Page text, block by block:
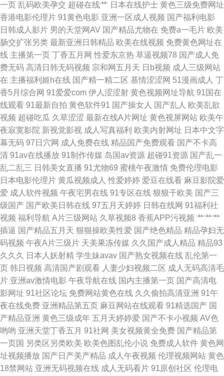
免费产品绘合精品综合 91社在线看 五月蜜桃涩涩瓷 豆花成人网站在线观看
91麻豆视屏 后入长腿a 人人妻人人色91 成人免费 91爱爱社区欧美女同 黄色
欧美日韩 91超碰在线内射 男人手机ab天堂 97资源站在线 伪娘TS 91香蕉伊
人 波多野结衣先锋影音 瑟色人妻 亚洲拍拍拍 在线不卡av小电影 91操操网站
91麻豆竹菊国产精品一级 91色黑人在线播放 91社区入口 92传媒 avtt导航 岛
国色情资源 91传媒网 91苏州视频在线观看 东方成人Av片在线 国产性爱AV
九九久久九99 久久精品天堂视频 麻豆性爱网 日本乱码 99精品性爱视频 国产
精品午夜啪啪视频 久久91视频宅宅 成人网人妻久合 日韩一级网站 五月天色
色播 91nAV片 91美女国产 91探花福利视频 国产95视频 男人天堂社区5月天
欧州A片 日韩欧美色图 91福利无毒不卡 午夜福利A∨AV无码 午夜福利专区
91V亚洲 91社com 91字慕网 俺去啦俺去撸 大香蕉论坛 国产精品黄 黄页永久
免费观看 久久6热 伦理视频 欧美久操 人人操b 色撸撸东京热 黑料第一页 亚
洲制服色图 91色鸡免费游戏入口 欧日美天堂 91黑丝视频网站 亚州av不卡在
线播放
一页 乱码欧美孕交 超碰在线艹 日本在线护士 黄色三级免费网址
香港电影伦理片 91黄色电影 亚洲一区成人视频 国产福利电影
日韩成人影片 男的天堂网AV 国产精品尤物在 免费a一毛片 欧美
肠交扩张另类 最新亚洲日韩精品 欧美在线视频 免费黄色网址在
线 主播第一页 丁香五月网 性爱东京热 草逼视频78 国产成人免
费无码 高清日韩无码视频 宗和网五月天 日b视频 成人三级网站
在 主播福利姬h在线 国产精一精二区 基情涩涩网 51漫画成人 丁
香5月综合网 91爱爱com 伊人涩涩射 黄色视频网址导航 91国在
线观看 91最新自拍 黄色软件91 国产操女人 国产乱人 欧美乱欲
视频 超碰吃瓜 久草涩涩 最新在线A片网址 黄色视屏网站 欧美午
夜寂寞影院 新视觉影视 成人写真福利 欧美内射网址 日本中文字
幕无码 97日穴网 成人免费在线 精品国产免费观看 国产不卡高
清 91av在线播放 91制作传媒 岛国av资源 超碰91资源 国产乱一
乱二乱三 日韩美女直播 91尤物69 蜜桃午夜激情 免费伦理电影
日本电影伦理片 黄瓜视频成人 性爱婷婷 爱豆在线看 麻豆影院爱
爱 成人软件视频 午夜宅男在线 91专区在线 狠狠干欧美 国产三
级国产 国产欧美日韩在线 97五月天婷婷 日韩在线网 91福利社
视频 福利导航 A片三级网站 久草视频8 香蕉APP污视频 艹艹艹
插逼 国产精品五月天 狠狠操欧美性爱 国产绝色精品 精品孕妇无
码视频 午夜A片三级片 天美果冻传媒 久久国产成人精品 精品93
久久久
日本人妖射精 学生妹avav 国产熟女视频在线 乱伦第一
页 韩日视频 高清国产剧观看 人妻少妇视频二区 成人无码高清毛
片 亚洲av激情电影 午夜导航在线 国内主播第一页 国产高清电
影网址 91社区论坛 免费网站黄色在线 久久偷拍高清亚洲 91午
夜在线免费 亚洲精品第五页 麻豆网站在线观看 91精选国产 国
产精品亚洲 黄色三级成年 五月天婷婷爱 国产不卡小视频 AV色
哟哟 亚洲天堂丁香五月 91社网 美女视频黄全免费 国产精品第
一页国 另类区另类欧美 欧美色图乱伦小说 免费成人软件 黄色网
址视频播放 国产日产美产精品 成人午夜视频 伦理视频网站 黄色
18禁网站 亚洲无码视频在线 成人无码看片 91原创社区 伦理电